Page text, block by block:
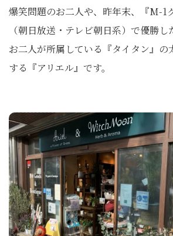
爆笑問題のお二人や、昨年末、『M-1
（朝日放送・テレビ朝日系）で優勝
お二人が所属している『タイタン』の
する『アリエル』です。